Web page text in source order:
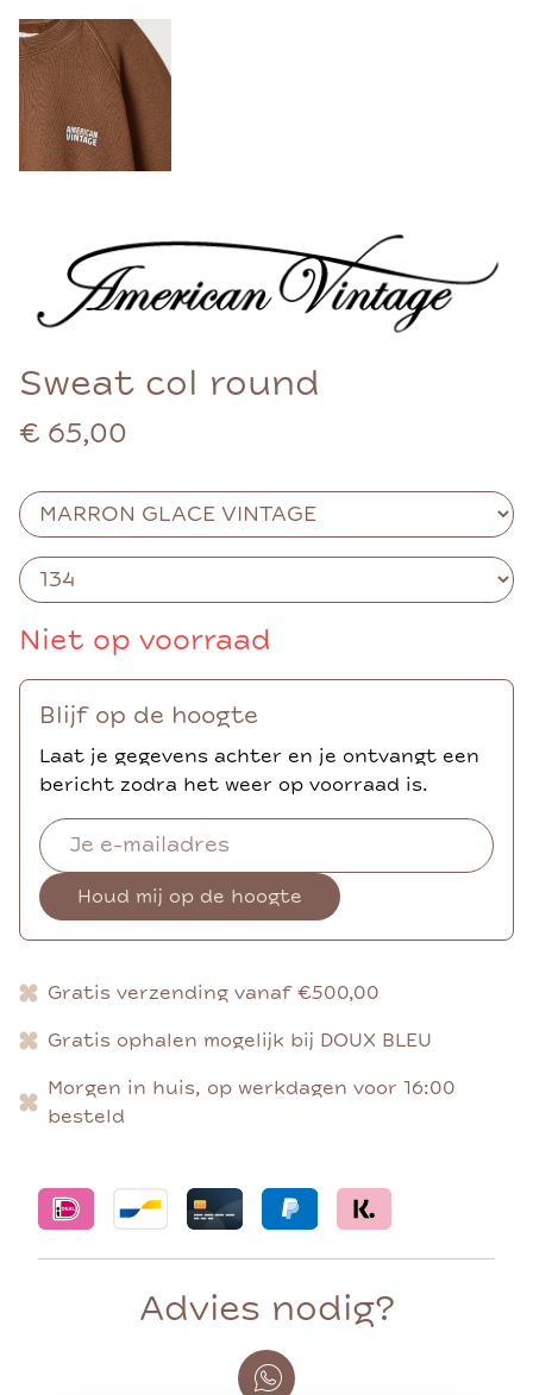
Sweat col round
€ 65,00
Niet op voorraad
Blijf op de hoogte
Laat je gegevens achter en je ontvangt een
bericht zodra het weer op voorraad is.
Houd mij op de hoogte
Gratis verzending vanaf €500,00
Gratis ophalen mogelijk bij DOUX BLEU
Morgen in huis, op werkdagen voor 16:00
besteld
Advies nodig?